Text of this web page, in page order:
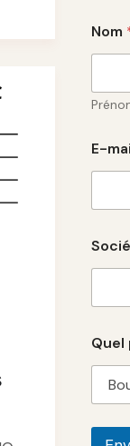
Nom
E-
Quel